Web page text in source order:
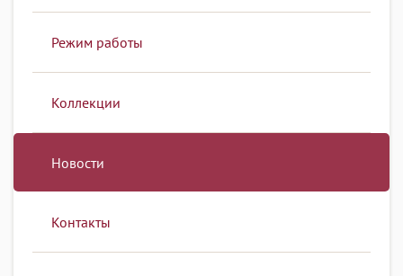
Режим работы
Коллекции
Новости
Контакты